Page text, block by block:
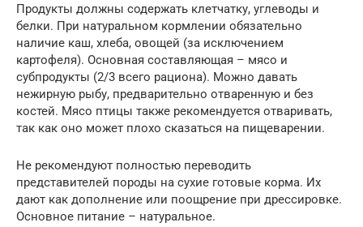
Продукты должны содержать клетчатку, углеводы и
белки. При натуральном кормлении обязательно
наличие каш, хлеба, овощей (за исключением
картофеля). Основная составляющая – мясо и
субпродукты (2/3 всего рациона). Можно давать
нежирную рыбу, предварительно отваренную и без
костей. Мясо птицы также рекомендуется отваривать,
так как оно может плохо сказаться на пищеварении.
Не рекомендуют полностью переводить
представителей породы на сухие готовые корма. Их
дают как дополнение или поощрение при дрессировке.
Основное питание – натуральное.